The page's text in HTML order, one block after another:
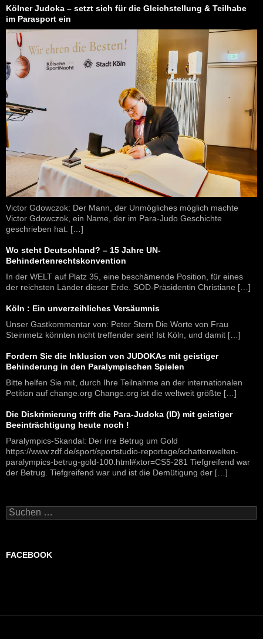
Kölner Judoka – setzt sich für die Gleichstellung & Teilhabe
im Parasport ein
Victor Gdowczok: Der Mann, der Unmögliches möglich machte
Victor Gdowczok, ein Name, der im Para-Judo Geschichte
geschrieben hat. […]
Wo steht Deutschland? – 15 Jahre UN-
Behindertenrechtskonvention
In der WELT auf Platz 35, eine beschämende Position, für eines
der reichsten Länder dieser Erde. SOD-Präsidentin Christiane […]
Köln : Ein unverzeihliches Versäumnis
Unser Gastkommentar von: Peter Stern Die Worte von Frau
Steinmetz könnten nicht treffender sein! Ist Köln, und damit […]
Fordern Sie die Inklusion von JUDOKAs mit geistiger
Behinderung in den Paralympischen Spielen
Bitte helfen Sie mit, durch Ihre Teilnahme an der internationalen
Petition auf change.org Change.org ist die weltweit größte […]
Die Diskrimierung trifft die Para-Judoka (ID) mit geistiger
Beeinträchtigung heute noch !
Paralympics-Skandal: Der irre Betrug um Gold
https://www.zdf.de/sport/sportstudio-reportage/schattenwelten-
paralympics-betrug-gold-100.html#xtor=CS5-281 Tiefgreifend war
der Betrug. Tiefgreifend war und ist die Demütigung der […]
Suchen
nach:
FACEBOOK